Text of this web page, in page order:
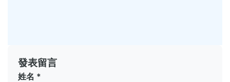
發表留言
姓名 *